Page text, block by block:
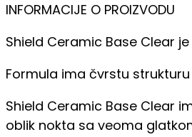
INFORMACIJE O PROIZVODU
Shield Ceramic Base Clear
Formula ima čvrstu
Shield Ceramic Base Clear
oblik nokta sa veoma